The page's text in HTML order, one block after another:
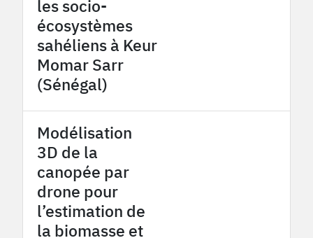
les socio-
écosystèmes
sahéliens à Keur
Momar Sarr
(Sénégal)
Modélisation
3D de la
canopée par
drone pour
l’estimation de
la biomasse et